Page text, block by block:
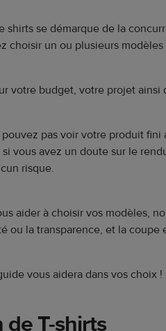
shirts se démarque de la
choisir un ou plusieurs
votre budget, votre projet
pas voir votre produit
si vous avez un doute sur le
risque.
aider à choisir vos modèles,
ou la transparence, et la coupe
vous aidera dans vos choix !
T-shirts